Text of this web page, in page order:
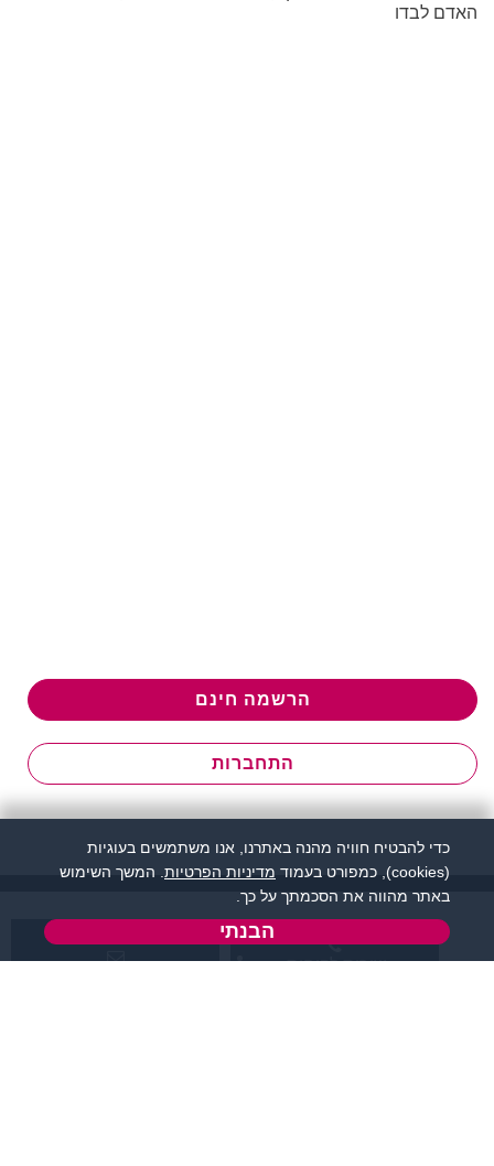
האדם לבדו
הרשמה חינם
התחברות
שירות לקוחות:
כדי להבטיח חוויה מהנה באתרנו, אנו משתמשים בעוגיות
(cookies), כמפורט בעמוד
מדיניות הפרטיות . המשך השימוש
באתר מהווה את הסכמתך על כך.
הבנתי